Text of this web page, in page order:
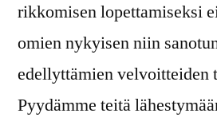
rikkomisen lopettamiseksi
omien nykyisen niin
edellyttämien velvoitteiden
Pyydämme teitä